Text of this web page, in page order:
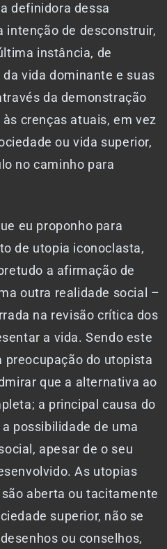
definidora dessa
intenção de desconstruir,
instância, de
vida dominante e suas
da demonstração
crenças atuais, em vez
ou vida superior,
no caminho para
eu proponho para
de utopia iconoclasta,
a afirmação de
outra realidade social –
na revisão crítica dos
a vida. Sendo este
preocupação do utopista
que a alternativa ao
a principal causa do
possibilidade de uma
apesar de o seu
As utopias
aberta ou tacitamente
superior, não se
ou conselhos,